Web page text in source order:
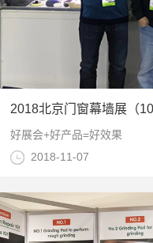
好展会+好产品=好效果
2018-11-07